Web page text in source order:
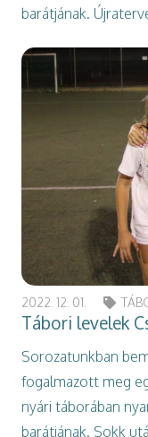
barátjának.
2022. 12. 01.
Tábori levelek
Sorozatunkban
fogalmazott meg
nyári táborában
barátjának. Sokk